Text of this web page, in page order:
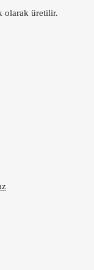
olarak üretilir.